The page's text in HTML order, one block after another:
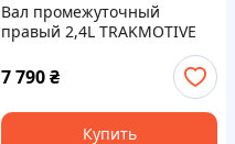
Вал промежуточный
правый 2,4L TRAKMOTIVE
68066178AA, 5085094CR
7 790₴
Купить